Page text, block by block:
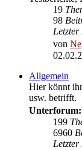
19
98
von
Allgemein
Hier könnt
usw. betrifft.
Unterforum:
199
6960